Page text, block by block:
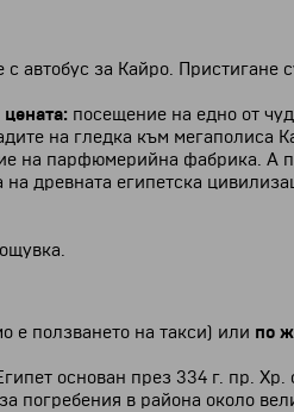
автобус за Кайро. Пристигане
посещение на едно от
на гледка към мегаполиса
на парфюмерийна фабрика. А
древната египетска
е ползването на такси) или по
основан през 334 г. пр.
в района около